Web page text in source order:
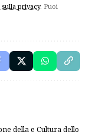
privacy. Puoi
della e Cultura dello